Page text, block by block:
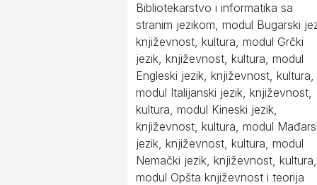
Bibliotekarstvo i informatika sa
stranim jezikom, modul Bugarski
književnost, kultura, modul Grčki
jezik, književnost, kultura, modul
Engleski jezik, književnost, kultura,
modul Italijanski jezik, književnost,
kultura, modul Kineski jezik,
književnost, kultura, modul
jezik, književnost, kultura, modul
Nemački jezik, književnost, kultura,
modul Opšta književnost i teorija